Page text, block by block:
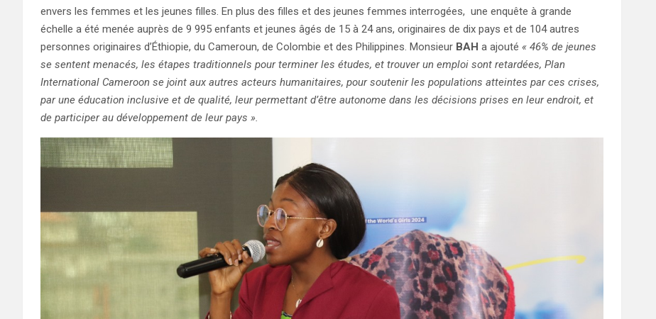
envers les femmes et les jeunes filles. En plus des filles et des jeunes femmes interrogées, une enquête à grande
échelle a été menée auprès de 9 995 enfants et jeunes âgés de 15 à 24 ans, originaires de dix pays et de 104 autres
personnes originaires d’Éthiopie, du Cameroun, de Colombie et des Philippines. Monsieur BAH a ajouté « 46% de jeunes
se sentent menacés, les étapes traditionnels pour terminer les études, et trouver un emploi sont retardées, Plan
International Cameroon se joint aux autres acteurs humanitaires, pour soutenir les populations atteintes par ces crises,
par une éducation inclusive et de qualité, leur permettant d’être autonome dans les décisions prises en leur endroit, et
de participer au développement de leur pays ».